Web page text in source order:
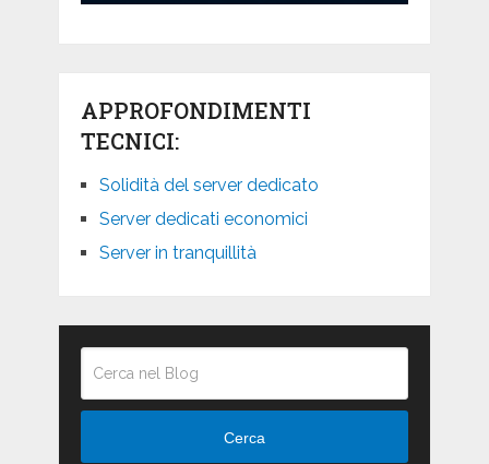
APPROFONDIMENTI
TECNICI:
Solidità del server dedicato
Server dedicati economici
Server in tranquillità
Cerca